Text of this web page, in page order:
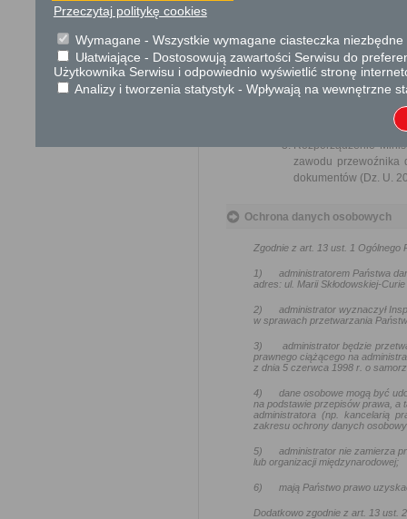
W przypadku zawieszenia
licencji dokonuje zwrotu
Podstawa prawna
Ustawa z dnia 16
Ustawa z dnia 6
Rozporządzenie
zawodu przewoźnika
dokumentów (Dz. U.
Ochrona danych osobowych
Zgodnie z art. 13 ust. 1 Ogólnego
1) administratorem Państwa
adres: ul. Marii Skłodowskiej-
2) administrator wyznaczył
w sprawach przetwarzania
3) administrator będzie
prawnego ciążącego na
z dnia 5 czerwca 1998 r. o
4) dane osobowe mogą być
na podstawie przepisów prawa, a
administratora (np. kancelarią
zakresu ochrony danych
5) administrator nie zamierza
lub organizacji międzynarodowej;
6) mają Państwo prawo
Dodatkowo zgodnie z art. 13 ust.
Przeczytaj politykę cookies
Wymagane - Wszystkie wymagane ciasteczka
Ułatwiające - Dostosowują zawartości Serwisu do
Użytkownika Serwisu i odpowiednio wyświetlić stronę
Analizy i tworzenia statystyk - Wpływają na wewnętrzne